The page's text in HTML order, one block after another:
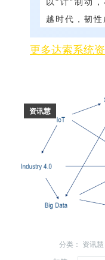
越时代，韧性
更多达索系统
资讯慧
分类： 资讯慧